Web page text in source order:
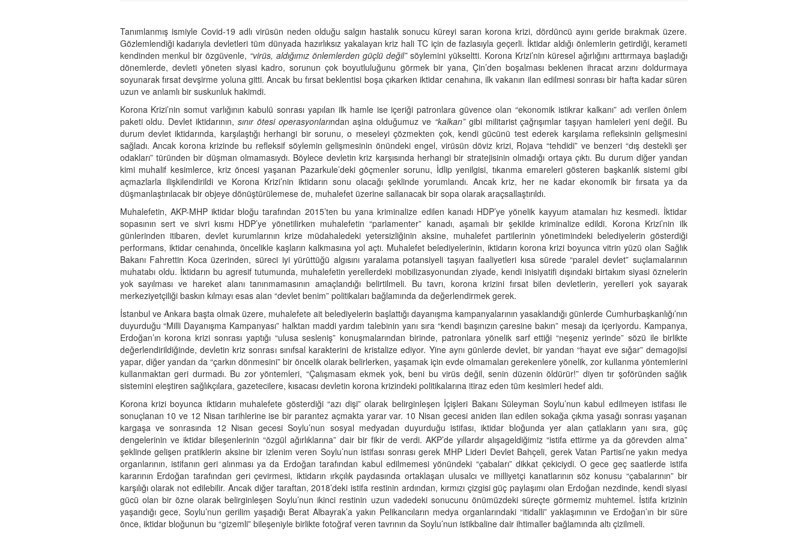
Tanımlanmış ismiyle Covid-19 adlı virüsün neden olduğu salgın hastalık sonucu küreyi saran korona krizi, dördüncü ayını geride bırakmak üzere.
Gözlemlendiği kadarıyla devletleri tüm dünyada hazırlıksız yakalayan kriz hali TC için de fazlasıyla geçerli. İktidar aldığı önlemlerin getirdiği, kerameti
kendinden menkul bir özgüvenle, “virüs, aldığımız önlemlerden güçlü değil”söylemini yükseltti. Korona Krizi’nin küresel ağırlığını arttırmaya başladığı
dönemlerde, devleti yöneten siyasi kadro, sorunun çok boyutluluğunu görmek bir yana, Çin’den boşalması beklenen ihracat arzını doldurmaya
soyunarak fırsat devşirme yoluna gitti. Ancak bu fırsat beklentisi boşa çıkarken iktidar cenahına, ilk vakanın ilan edilmesi sonrası bir hafta kadar süren
uzun ve anlamlı bir suskunluk hakimdi.
Korona Krizi’nin somut varlığının kabulü sonrası yapılan ilk hamle ise içeriği patronlara güvence olan “ekonomik istikrar kalkanı” adı verilen önlem
paketi oldu. Devlet iktidarının, sınır ötesi operasyonlarından aşina olduğumuz ve “kalkan”gibi militarist çağrışımlar taşıyan hamleleri yeni değil. Bu
durum devlet iktidarında, karşılaştığı herhangi bir sorunu, o meseleyi çözmekten çok, kendi gücünü test ederek karşılama refleksinin gelişmesini
sağladı. Ancak korona krizinde bu refleksif söylemin gelişmesinin önündeki engel, virüsün döviz krizi, Rojava “tehdidi” ve benzeri “dış destekli şer
odakları” türünden bir düşman olmamasıydı. Böylece devletin kriz karşısında herhangi bir stratejisinin olmadığı ortaya çıktı. Bu durum diğer yandan
kimi muhalif kesimlerce, kriz öncesi yaşanan Pazarkule’deki göçmenler sorunu, İdlip yenilgisi, tıkanma emareleri gösteren başkanlık sistemi gibi
açmazlarla ilişkilendirildi ve Korona Krizi’nin iktidarın sonu olacağı şeklinde yorumlandı. Ancak kriz, her ne kadar ekonomik bir fırsata ya da
düşmanlaştırılacak bir objeye dönüştürülemese de, muhalefet üzerine sallanacak bir sopa olarak araçsallaştırıldı.
Muhalefetin, AKP-MHP iktidar bloğu tarafından 2015’ten bu yana kriminalize edilen kanadı HDP’ye yönelik kayyum atamaları hız kesmedi. İktidar
sopasının sert ve sivri kısmı HDP’ye yönetilirken muhalefetin “parlamenter” kanadı, aşamalı bir şekilde kriminalize edildi. Korona Krizi’nin ilk
günlerinden itibaren, devlet kurumlarının krize müdahaledeki yetersizliğinin aksine, muhalefet partilerinin yönetimindeki belediyelerin gösterdiği
performans, iktidar cenahında, öncelikle kaşların kalkmasına yol açtı. Muhalefet belediyelerinin, iktidarın korona krizi boyunca vitrin yüzü olan Sağlık
Bakanı Fahrettin Koca üzerinden, süreci iyi yürüttüğü algısını yaralama potansiyeli taşıyan faaliyetleri kısa sürede “paralel devlet” suçlamalarının
muhatabı oldu. İktidarın bu agresif tutumunda, muhalefetin yerellerdeki mobilizasyonundan ziyade, kendi inisiyatifi dışındaki birtakım siyasi öznelerin
yok sayılması ve hareket alanı tanınmamasının amaçlandığı belirtilmeli. Bu tavrı, korona krizini fırsat bilen devletlerin, yerelleri yok sayarak
merkeziyetçiliği baskın kılmayı esas alan “devlet benim” politikaları bağlamında da değerlendirmek gerek.
İstanbul ve Ankara başta olmak üzere, muhalefete ait belediyelerin başlattığı dayanışma kampanyalarının yasaklandığı günlerde Cumhurbaşkanlığı’nın
duyurduğu “Milli Dayanışma Kampanyası” halktan maddi yardım talebinin yanı sıra “kendi başınızın çaresine bakın” mesajı da içeriyordu. Kampanya,
Erdoğan’ın korona krizi sonrası yaptığı “ulusa sesleniş” konuşmalarından birinde, patronlara yönelik sarf ettiği “neşeniz yerinde” sözü ile birlikte
değerlendirildiğinde, devletin kriz sonrası sınıfsal karakterini de kristalize ediyor. Yine aynı günlerde devlet, bir yandan “hayat eve sığar” demagojisi
yapar, diğer yandan da “çarkın dönmesini” bir öncelik olarak belirlerken, yaşamak için evde olmamaları gerekenlere yönelik, zor kullanma yöntemlerini
kullanmaktan geri durmadı. Bu zor yöntemleri, “Çalışmasam ekmek yok, beni bu virüs değil, senin düzenin öldürür!” diyen tır şoföründen sağlık
sistemini eleştiren sağlıkçılara, gazetecilere, kısacası devletin korona krizindeki politikalarına itiraz eden tüm kesimleri hedef aldı.
Korona krizi boyunca iktidarın muhalefete gösterdiği “azı dişi” olarak belirginleşen İçişleri Bakanı Süleyman Soylu’nun kabul edilmeyen istifası ile
sonuçlanan 10 ve 12 Nisan tarihlerine ise bir parantez açmakta yarar var. 10 Nisan gecesi aniden ilan edilen sokağa çıkma yasağı sonrası yaşanan
kargaşa ve sonrasında 12 Nisan gecesi Soylu’nun sosyal medyadan duyurduğu istifası, iktidar bloğunda yer alan çatlakların yanı sıra, güç
dengelerinin ve iktidar bileşenlerinin “özgül ağırlıklarına” dair bir fikir de verdi. AKP’de yıllardır alışageldiğimiz “istifa ettirme ya da görevden alma”
şeklinde gelişen pratiklerin aksine bir izlenim veren Soylu’nun istifası sonrası gerek MHP Lideri Devlet Bahçeli, gerek Vatan Partisi’ne yakın medya
organlarının, istifanın geri alınması ya da Erdoğan tarafından kabul edilmemesi yönündeki “çabaları” dikkat çekiciydi. O gece geç saatlerde istifa
kararının Erdoğan tarafından geri çevirmesi, iktidarın ırkçılık paydasında ortaklaşan ulusalcı ve milliyetçi kanatlarının söz konusu “çabalarının” bir
karşılığı olarak not edilebilir. Ancak diğer taraftan, 2018’deki istifa restinin ardından, kırmızı çizgisi güç paylaşımı olan Erdoğan nezdinde, kendi siyasi
gücü olan bir özne olarak belirginleşen Soylu’nun ikinci restinin uzun vadedeki sonucunu önümüzdeki süreçte görmemiz muhtemel. İstifa krizinin
yaşandığı gece, Soylu’nun gerilim yaşadığı Berat Albayrak’a yakın Pelikancıların medya organlarındaki “itidalli” yaklaşımının ve Erdoğan’ın bir süre
önce, iktidar bloğunun bu “gizemli” bileşeniyle birlikte fotoğraf veren tavrının da Soylu’nun istikbaline dair ihtimaller bağlamında altı çizilmeli.